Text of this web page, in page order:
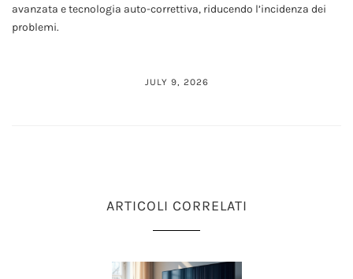
avanzata e tecnologia auto-correttiva, riducendo l’incidenza dei
problemi.
JULY 9, 2026
ARTICOLI CORRELATI